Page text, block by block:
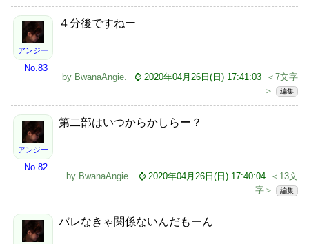
アンジー
No.83
４分後ですねー
by BwanaAngie. ⌚ 2020年04月26日(日) 17:41:03
＜7文字
＞
編集
アンジー
No.82
第二部はいつからかしらー？
by BwanaAngie. ⌚ 2020年04月26日(日) 17:40:04
＜13文
字＞
編集
バレなきゃ関係ないんだもーん